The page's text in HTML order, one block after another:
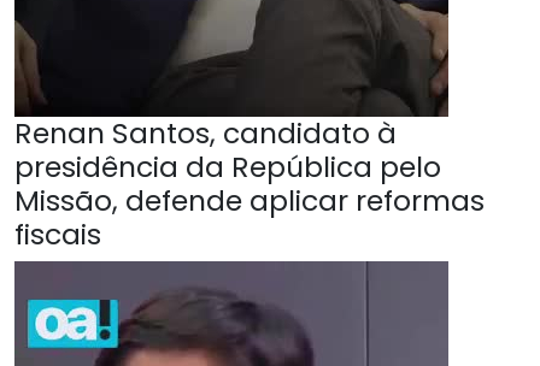
Renan Santos, candidato à
presidência da República pelo
Missão, defende aplicar reformas
fiscais